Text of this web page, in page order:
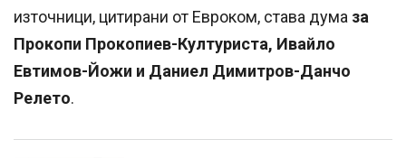
източници, цитирани от Евроком, става дума за
Прокопи Прокопиев-Културиста, Ивайло
Евтимов-Йожи и Даниел Димитров-Данчо
Релето.